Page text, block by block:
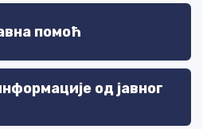
помоћ
од јавног